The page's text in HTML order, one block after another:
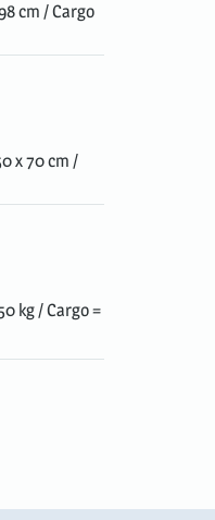
cm / Cargo
x 70 cm /
kg / Cargo =